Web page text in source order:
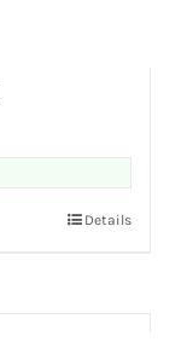
Details